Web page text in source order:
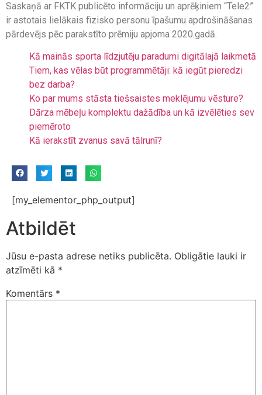
Saskaņā ar FKTK publicēto informāciju un aprēķiniem “Tele2”
ir astotais lielākais fizisko personu īpašumu apdrošināšanas
pārdevējs pēc parakstīto prēmiju apjoma 2020.gadā.
Kā mainās sporta līdzjutēju paradumi digitālajā laikmetā
Tiem, kas vēlas būt programmētāji: kā iegūt pieredzi
bez darba?
Ko par mums stāsta tiešsaistes meklējumu vēsture?
Dārza mēbeļu komplektu dažādība un kā izvēlēties sev
piemēroto
Kā ierakstīt zvanus savā tālrunī?
[my_elementor_php_output]
Atbildēt
Jūsu e-pasta adrese netiks publicēta. Obligātie lauki ir
atzīmēti kā *
Komentārs *